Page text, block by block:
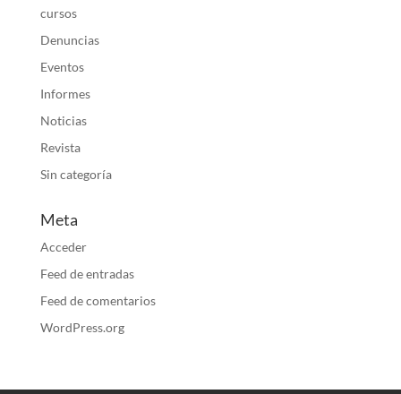
cursos
Denuncias
Eventos
Informes
Noticias
Revista
Sin categoría
Meta
Acceder
Feed de entradas
Feed de comentarios
WordPress.org